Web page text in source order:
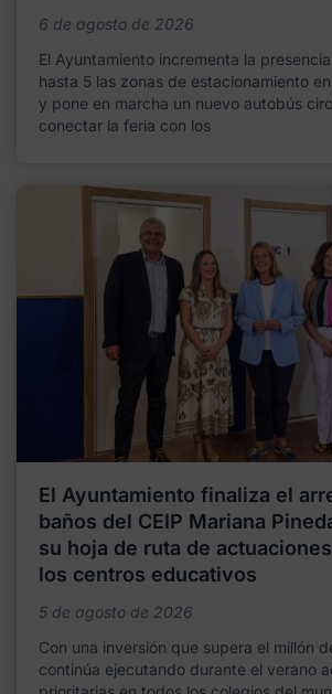
6 de agosto de 2026
El Ayuntamiento incrementa la
hasta 5 las zonas de estacionamiento
y pone en marcha un nuevo autobús
conectar la feria con los
El Ayuntamiento finaliza el
baños del CEIP Mariana
su hoja de ruta de
los centros educativos
5 de agosto de 2026
Con una inversión que supera el millón
continúa ejecutando durante el verano